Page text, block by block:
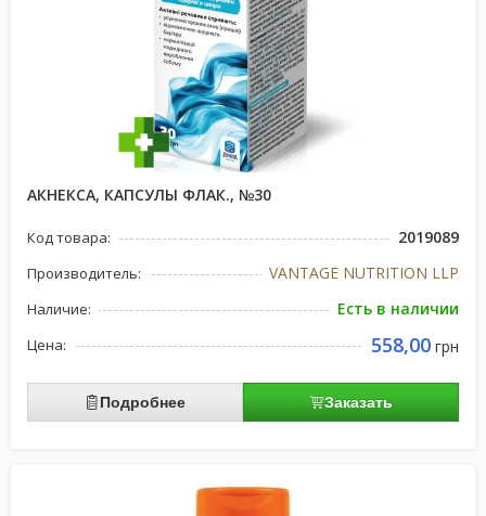
АКНЕКСА, КАПСУЛЫ ФЛАК., №30
Код товара: 2019089
Производитель: VANTAGE NUTRITION LLP
Наличие: Есть в наличии
Цена: 558,00 грн
Подробнее Заказать